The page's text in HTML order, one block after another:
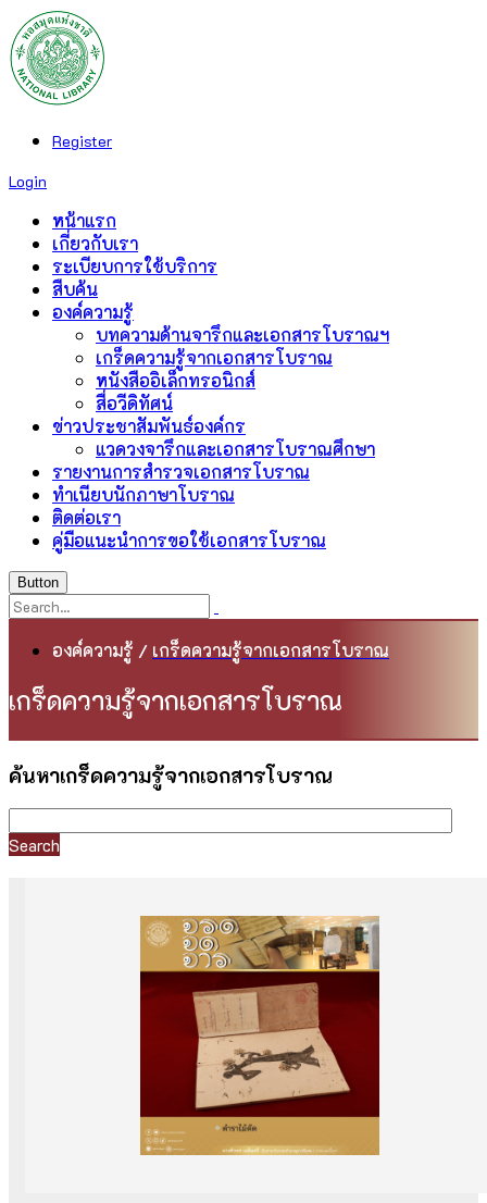
Register
Login
หน้าแรก
เกี่ยวกับเรา
ระเบียบการใช้บริการ
สืบค้น
องค์ความรู้
บทความด้านจารึกและเอกสารโบราณฯ
เกร็ดความรู้จากเอกสารโบราณ
หนังสืออิเล็กทรอนิกส์
สื่อวีดิทัศน์
ข่าวประชาสัมพันธ์องค์กร
แวดวงจารึกและเอกสารโบราณศึกษา
รายงานการสำรวจเอกสารโบราณ
ทำเนียบนักภาษาโบราณ
ติดต่อเรา
คู่มือแนะนำการขอใช้เอกสารโบราณ
Button
องค์ความรู้ / เกร็ดความรู้จากเอกสารโบราณ
เกร็ดความรู้จากเอกสารโบราณ
ค้นหาเกร็ดความรู้จากเอกสารโบราณ
Search